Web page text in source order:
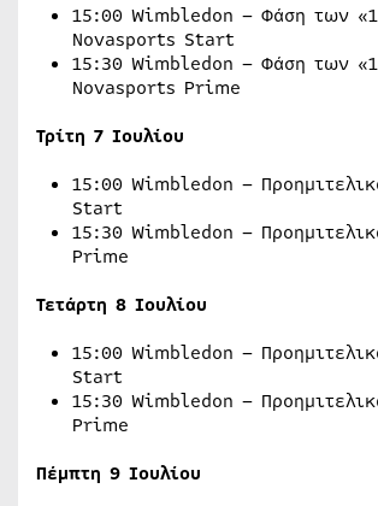
15:00 Wimbledon – Φάση των
Novasports Start
15:30 Wimbledon – Φάση των
Novasports Prime
Τρίτη 7 Ιουλίου
15:00 Wimbledon –
Start
15:30 Wimbledon –
Prime
Τετάρτη 8 Ιουλίου
15:00 Wimbledon –
Start
15:30 Wimbledon –
Prime
Πέμπτη 9 Ιουλίου